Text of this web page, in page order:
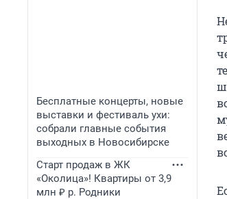
Бесплатные концерты, новые
выставки и фестиваль ухи:
собрали главные события
выходных в Новосибирске
Старт продаж в ЖК
«Околица»! Квартиры от 3,9
млн ₽ р. Родники